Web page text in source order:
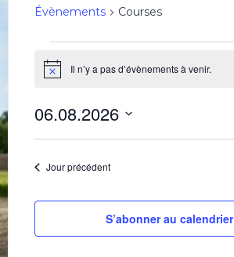
Évènements Courses
for
août
2026
Notice Il n’y a pas d’évènements à venir.
06.08.2026
une
Jour précédent
S’abonner au calendrier